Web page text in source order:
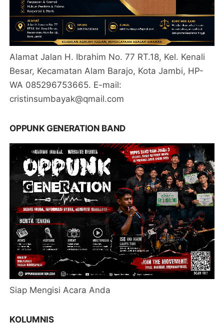
Alamat Jalan H. Ibrahim No. 77 RT.18, Kel. Kenali
Besar, Kecamatan Alam Barajo, Kota Jambi, HP-
WA 085296753665. E-mail:
cristinsumbayak@qmail.com
OPPUNK GENERATION BAND
Siap Mengisi Acara Anda
KOLUMNIS